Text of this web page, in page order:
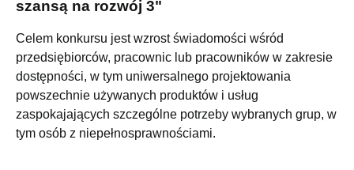
szansą na rozwój 3"
Celem konkursu jest wzrost świadomości wśród
przedsiębiorców, pracownic lub pracowników w zakresie
dostępności, w tym uniwersalnego projektowania
powszechnie używanych produktów i usług
zaspokajających szczególne potrzeby wybranych grup, w
tym osób z niepełnosprawnościami.